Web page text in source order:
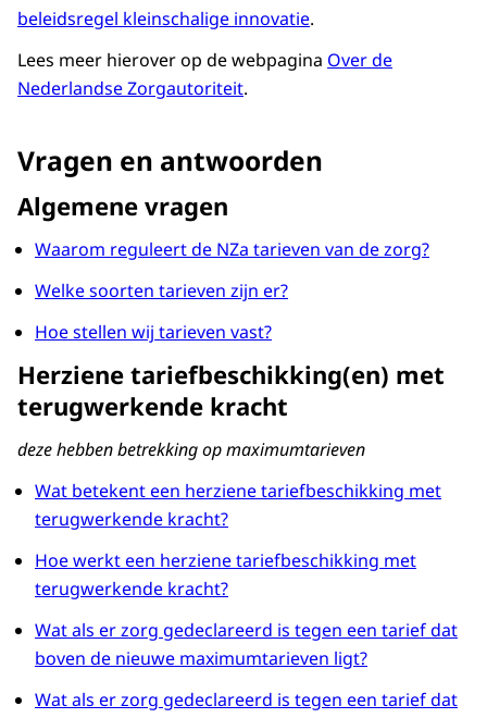
beleidsregel kleinschalige innovatie.
Lees meer hierover op de webpagina Over de
Nederlandse Zorgautoriteit.
Vragen en antwoorden
Algemene vragen
Waarom reguleert de NZa tarieven van de zorg?
Welke soorten tarieven zijn er?
Hoe stellen wij tarieven vast?
Herziene tariefbeschikking(en) met
terugwerkende kracht
deze hebben betrekking op maximumtarieven
Wat betekent een herziene tariefbeschikking met
terugwerkende kracht?
Hoe werkt een herziene tariefbeschikking met
terugwerkende kracht?
Wat als er zorg gedeclareerd is tegen een tarief dat
boven de nieuwe maximumtarieven ligt?
Wat als er zorg gedeclareerd is tegen een tarief dat